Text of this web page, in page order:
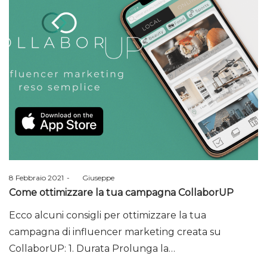
Posted
on
8 Febbraio 2021 Giuseppe
Come ottimizzare la tua campagna CollaborUP
Ecco alcuni consigli per ottimizzare la tua
campagna di influencer marketing creata su
CollaborUP: 1. Durata Prolunga la…